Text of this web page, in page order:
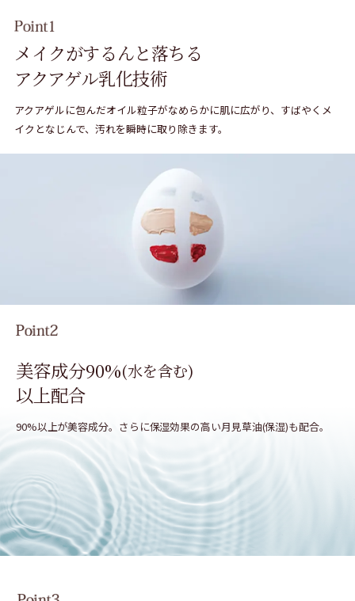
メイクがするんと落ちる
アクアゲル乳化技術
アクアゲルに包んだオイル粒子がなめらかに肌に広がり、すばやくメ
イクとなじんで、汚れを瞬時に取り除きます。
美容成分90%(水を含む)
以上配合
90%以上が美容成分。さらに保湿効果の高い月見草油(保湿)も配合。